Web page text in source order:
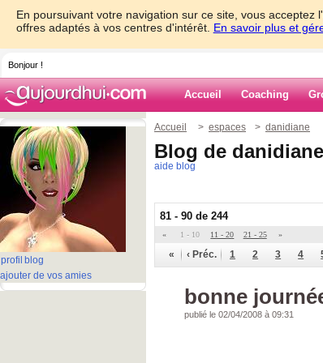
En poursuivant votre navigation sur ce site, vous
offres adaptés à vos centres d'intérêt. En savoir plus et
Bonjour !
Accueil Coaching
profil blog
ajouter de vos amies
Accueil > espaces > danidiane
Blog de danidiane
aide blog
81 - 90 de 244
« 1 - 10 11 - 20 21 - 25 »
« ‹ Préc. 1 2 3 4
bonne
publié le 02/04/2008 à 09:31